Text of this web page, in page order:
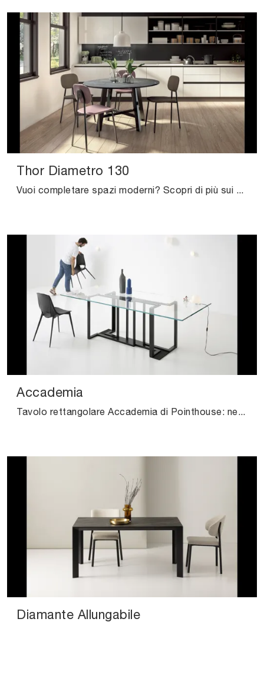
Thor Diametro 130
Vuoi completare spazi moderni? Scopri di più sui tavoli moderni fissi: il modello da cucina Thor Diametro 130 ti aspetta.
Accademia
Tavolo rettangolare Accademia di Pointhouse: nel nostro showroom ti aspetta una scelta quasi infinita di composizioni di alto contenuto estetico.
Diamante Allungabile